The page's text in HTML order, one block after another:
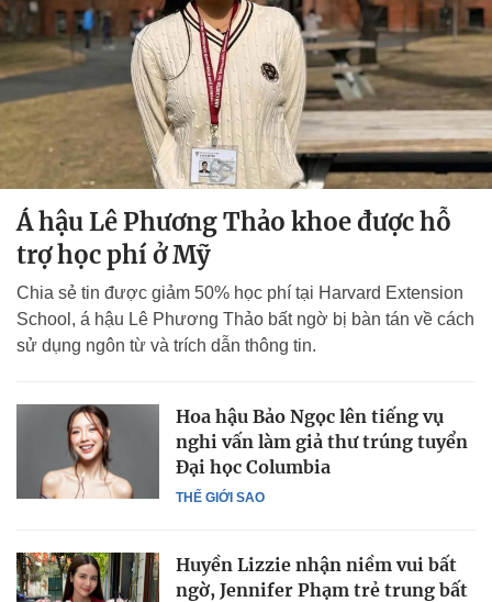
Á hậu Lê Phương Thảo khoe được hỗ
trợ học phí ở Mỹ
Chia sẻ tin được giảm 50% học phí tại Harvard Extension
School, á hậu Lê Phương Thảo bất ngờ bị bàn tán về cách
sử dụng ngôn từ và trích dẫn thông tin.
THẾ GIỚI SAO
Hoa hậu Bảo Ngọc lên tiếng vụ
nghi vấn làm giả thư trúng tuyển
Đại học Columbia
Huyền Lizzie nhận niềm vui bất
ngờ, Jennifer Phạm trẻ trung bất